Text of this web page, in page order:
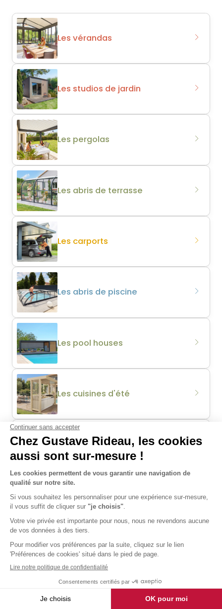
Les vérandas
Les studios de jardin
Les pergolas
Les abris de terrasse
Les carports
Les abris de piscine
Les pool houses
Les cuisines d'été
Les abris de jardin
Votre projet Gustave Rideau
Vichy
La cuisine d’été à Vichy
Le studio de jardin à Vichy
Les vérandas à Vichy
Les extensions de maison à Vichy
Les pergolas à Vichy
Les abris de terrasse à Vichy
Les abris de piscine à Vichy